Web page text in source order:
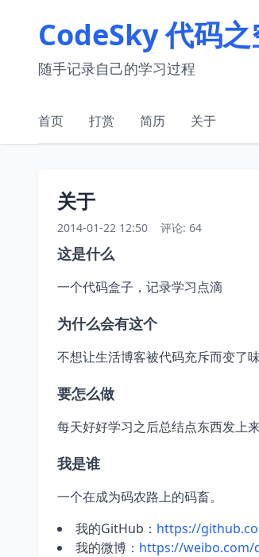
CodeSky 代码之
随手记录自己的学习过程
首页 打赏 简历 关于
关于
2014-01-22 12:50 评论: 64
这是什么
一个代码盒子，记录学习点滴
为什么会有这个
不想让生活博客被代码充斥而变了
要怎么做
每天好好学习之后总结点东西发上
我是谁
一个在成为码农路上的码畜。
我的GitHub： https://
我的微博： https://weibo.com/